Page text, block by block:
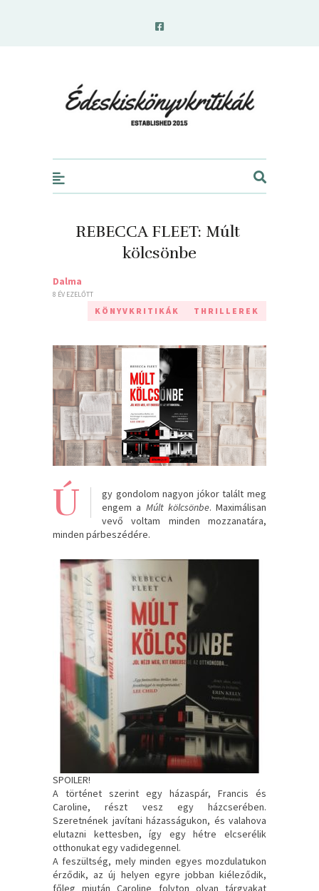
REBECCA FLEET: Múlt ​
kölcsönbe
Dalma
8 ÉV EZELŐTT
KÖNYVKRITIKÁK THRILLEREK
Ú
gy gondolom nagyon jókor talált meg
engem a Múlt kölcsönbe. Maximálisan
vevő voltam minden mozzanatára,
minden párbeszédére.
SPOILER!
A történet szerint egy házaspár, Francis és
Caroline, részt vesz egy házcserében.
Szeretnének javítani házasságukon, és valahova
elutazni kettesben, így egy hétre elcserélik
otthonukat egy vadidegennel.
A feszültség, mely minden egyes mozdulatukon
érződik, az új helyen egyre jobban kiéleződik,
főleg miután Caroline folyton olyan tárgyakat